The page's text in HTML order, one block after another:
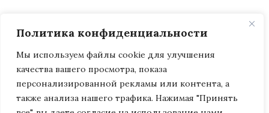
Политика конфиденциальности
Мы используем файлы cookie для улучшения
качества вашего просмотра, показа
персонализированной рекламы или контента, а
также анализа нашего трафика. Нажимая "Принять
ДИРЕКТОР.